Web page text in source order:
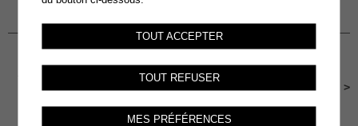
24
NOV.
Lundi 24 Novembre 2025, 19h-20h30
TOUT ACCEPTER
TOUT REFUSER
MES PRÉFÉRENCES